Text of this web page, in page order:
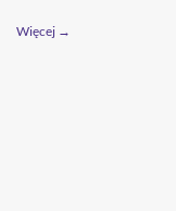
Więcej →